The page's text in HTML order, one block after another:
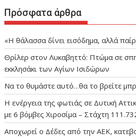
Πρόσφατα άρθρα
«Η θάλασσα δίνει εισόδημα, αλλά
Θρίλερ στον Λυκαβηττό: Πτώμα σε
εκκλησάκι των Αγίων Ισιδώρων
Να το θυμάστε αυτό…θα το βρείτε
Η ενέργεια της φωτιάς σε Δυτική
με 6 βόμβες Χιροσίμα – Στάχτη
Αποχωρεί ο Δέδες από την ΑΕΚ,